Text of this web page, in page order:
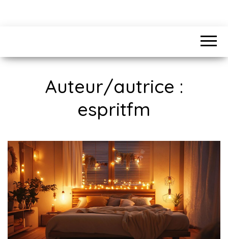
Auteur/autrice :
espritfm